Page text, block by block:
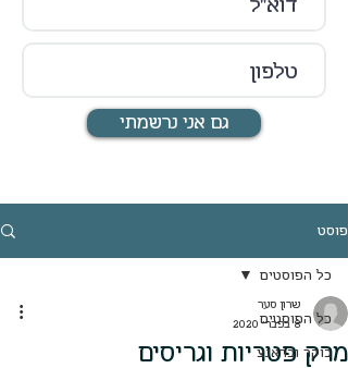
גם אני נרשמתי
פוסט
כל הפוסטים
בוקר ובראנצ
כל הפוסטים
מרק פטריות וגריסים
שרון סער
8 בפבר׳ 2020